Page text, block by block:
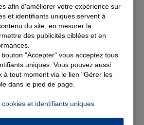
RDV Voir l'agence
RODEZ FABIE
au top
RDV Voir l'agence
afin d'améliorer votre expérience sur
et identifiants uniques servent à
du site, en mesurer la
des publicités ciblées et en
"Accepter" vous acceptez tous
uniques. Vous pouvez aussi
à tout moment via le lien "Gérer les
dans le pied de page.
et identifiants uniques